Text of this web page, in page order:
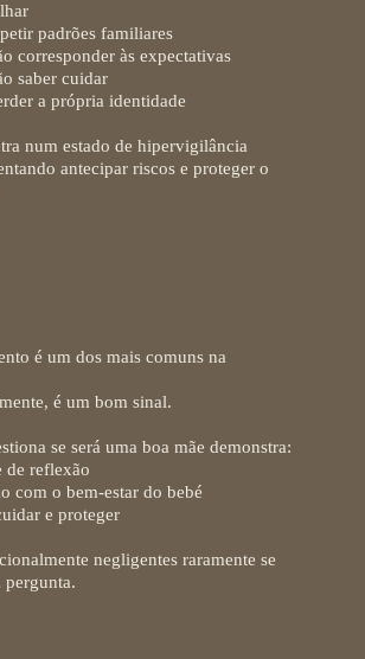
padrões familiares
corresponder às expectativas
saber cuidar
a própria identidade
num estado de hipervigilância
antecipar riscos e proteger o
é um dos mais comuns na
é um bom sinal.
se será uma boa mãe demonstra:
de reflexão
com o bem-estar do bebé
e proteger
negligentes raramente se
pergunta.